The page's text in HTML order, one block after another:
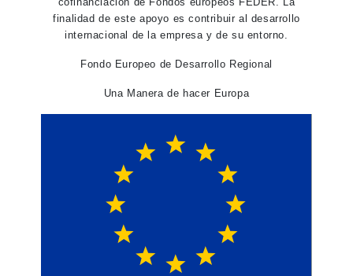
finalidad de este apoyo es contribuir al desarrollo
internacional de la empresa y de su entorno.
Fondo Europeo de Desarrollo Regional
Una Manera de hacer Europa